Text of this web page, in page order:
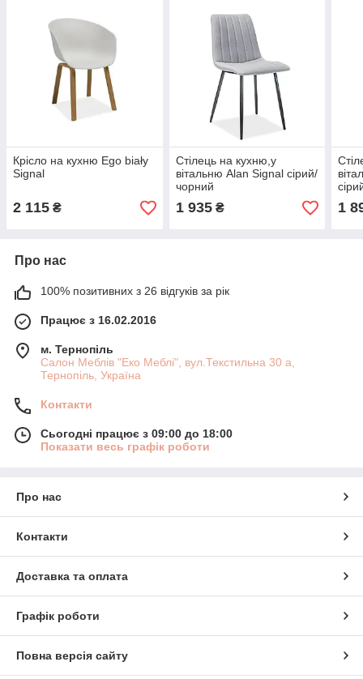
Крісло на кухню Ego biały
Signal
2 115 ₴
Стілець на кухню,у
вітальню Alan Signal сірий/
чорний
1 935₴ 1
Про нас
100% позитивних з 26 відгуків за рік
Працює з 16.02.2016
м. Тернопіль
Салон Меблів "Еко Меблі", вул.Текстильна 30 а,
Тернопіль, Україна
Контакти
Сьогодні працює з 09:00 до 18:00
Показати весь графік роботи
Про нас
Контакти
Доставка та оплата
Графік роботи
Повна версія сайту